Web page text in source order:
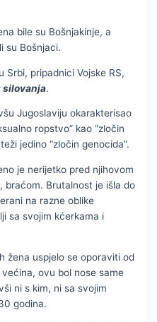
bile su Bošnjakinje, a
su Bošnjaci.
Srbi, pripadnici Vojske RS,
silovanja.
Jugoslaviju okarakterisao
ropstvo” kao “zločin
jedino “zločin genocida”.
je nerijetko pred njihovom
braćom. Brutalnost je išla do
na razne oblike
sa svojim kćerkama i
žena uspjelo se oporaviti od
ovu bol nose same
ni s kim, ni sa svojim
godina.